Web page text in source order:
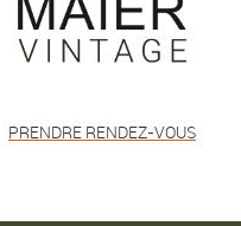
PRENDRE RENDEZ-VOUS